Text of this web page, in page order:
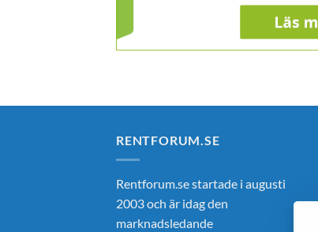
RENTFORUM.SE
Rentforum.se startade i augusti
2003 och är idag den
marknadsledande